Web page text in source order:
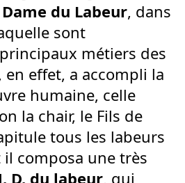
du Labeur, dans
sont
métiers des
effet, a accompli la
humaine, celle
la chair, le Fils de
tous les labeurs
il composa une très
D. du labeur, qui